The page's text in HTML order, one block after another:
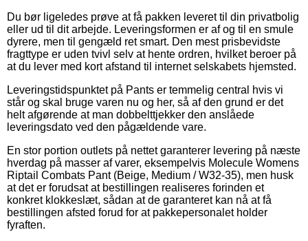
Du bør ligeledes prøve at få pakken leveret til din privatbolig
eller ud til dit arbejde. Leveringsformen er af og til en smule
dyrere, men til gengæld ret smart. Den mest prisbevidste
fragttype er uden tvivl selv at hente ordren, hvilket beroer på
at du lever med kort afstand til internet selskabets hjemsted.
Leveringstidspunktet på Pants er temmelig central hvis vi
står og skal bruge varen nu og her, så af den grund er det
helt afgørende at man dobbelttjekker den anslåede
leveringsdato ved den pågældende vare.
En stor portion outlets på nettet garanterer levering på næste
hverdag på masser af varer, eksempelvis Molecule Womens
Riptail Combats Pant (Beige, Medium / W32-35), men husk
at det er forudsat at bestillingen realiseres forinden et
konkret klokkeslæt, sådan at de garanteret kan nå at få
bestillingen afsted forud for at pakkepersonalet holder
fyraften.